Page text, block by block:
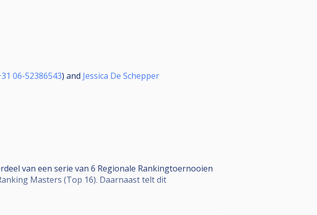
06-52386543) and Jessica De Schepper
van een serie van 6 Regionale Rankingtoernooien
Masters (Top 16). Daarnaast telt dit